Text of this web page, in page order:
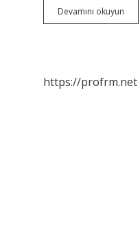
Devamını okuyun
Ayda
https://profrm.net